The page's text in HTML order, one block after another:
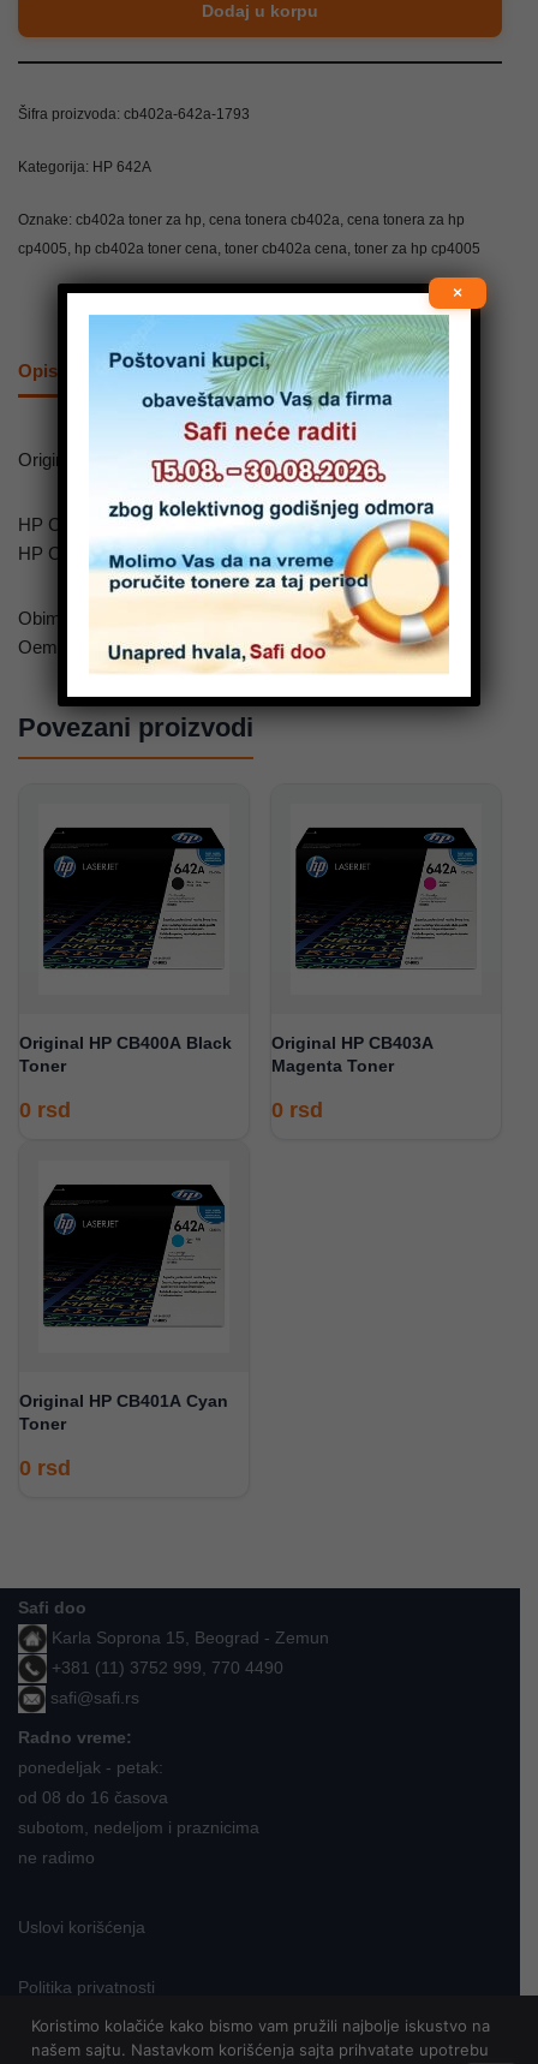
Dodaj u korpu
Šifra proizvoda: cb402a-642a-1793
Kategorija: HP 642A
Oznake: cb402a toner za hp, cena tonera cb402a, cena tonera za hp
cp4005, hp cb402a toner cena, toner cb402a cena, toner za hp cp4005
Opis
Original toner kertridz yellow za :
HP Color Laserjet CP4005N
HP Color Laserjet CP4005DN
Obim stampe: 7500 kopija(strana)
Oem oznaka: CB402A, 642A
Povezani proizvodi
Original HP CB400A Black
Toner
0 rsd
Original HP CB403A
Magenta Toner
0 rsd
Original HP CB401A Cyan
Toner
0 rsd
Safi doo
Karla Soprona 15, Beograd - Zemun
+381 (11) 3752 999, 770 4490
safi@safi.rs
Radno vreme:
ponedeljak - petak:
od 08 do 16 časova
subotom, nedeljom i praznicima
ne radimo
Uslovi korišćenja
Politika privatnosti
Neve
×
Koristimo kolačiće kako bismo vam pružili najbolje iskustvo na
našem sajtu. Nastavkom korišćenja sajta prihvatate upotrebu